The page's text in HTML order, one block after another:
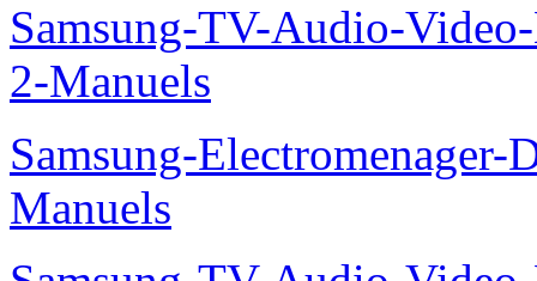
Samsung-TV-Audio-
2-Manuels
Samsung-Electromenager-
Manuels